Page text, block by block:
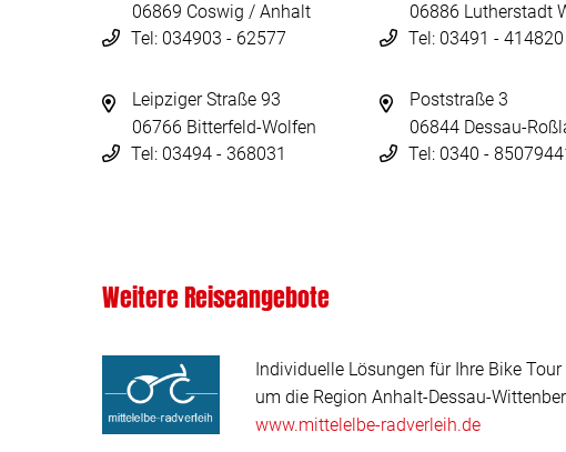
06869 Coswig / Anhalt
Tel: 034903 - 62577
06886 Lutherstadt
Tel: 03491 - 414820
Leipziger Straße 93
06766 Bitterfeld-Wolfen
Tel: 03494 - 368031
Poststraße 3
06844 Dessau-
Tel: 0340 -
Weitere Reiseangebote
Individuelle Lösungen für Ihre Bike Tour
um die Region Anhalt-Dessau-
www.mittelelbe-radverleih.de